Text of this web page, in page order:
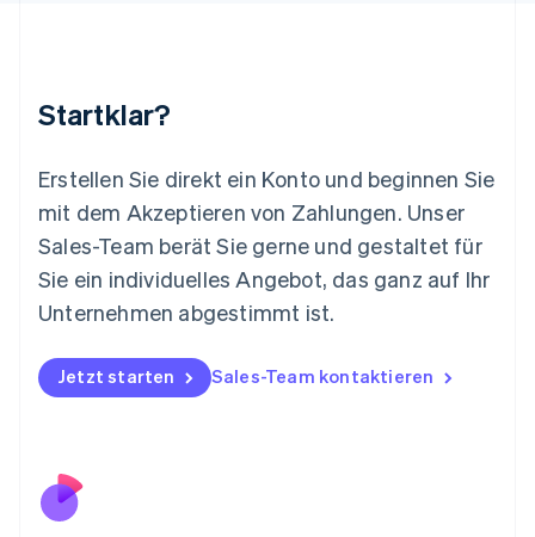
Startklar?
Erstellen Sie direkt ein Konto und beginnen Sie
mit dem Akzeptieren von Zahlungen. Unser
Sales-Team berät Sie gerne und gestaltet für
Sie ein individuelles Angebot, das ganz auf Ihr
Unternehmen abgestimmt ist.
Jetzt starten Sales-Team kontaktieren
English简体中文
English
Mexiko
Español English
Neuseeland
English
NederlandsEnglish
English
Österreich
Portugal
Português